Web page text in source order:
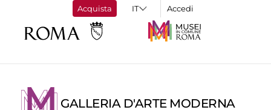
Acquista Accedi
GALLERIA D'ARTE MODERNA